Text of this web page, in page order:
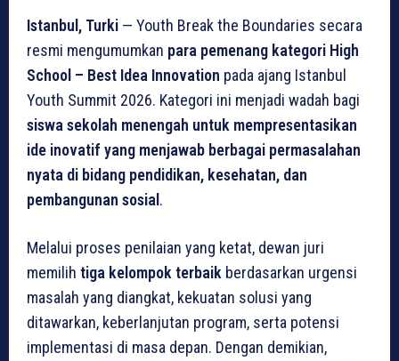
Istanbul, Turki — Youth Break the Boundaries secara
resmi mengumumkan para pemenang kategori High
School – Best Idea Innovation pada ajang Istanbul
Youth Summit 2026. Kategori ini menjadi wadah bagi
siswa sekolah menengah untuk mempresentasikan
ide inovatif yang menjawab berbagai permasalahan
nyata di bidang pendidikan, kesehatan, dan
pembangunan sosial.
Melalui proses penilaian yang ketat, dewan juri
memilih tiga kelompok terbaik berdasarkan urgensi
masalah yang diangkat, kekuatan solusi yang
ditawarkan, keberlanjutan program, serta potensi
implementasi di masa depan. Dengan demikian,